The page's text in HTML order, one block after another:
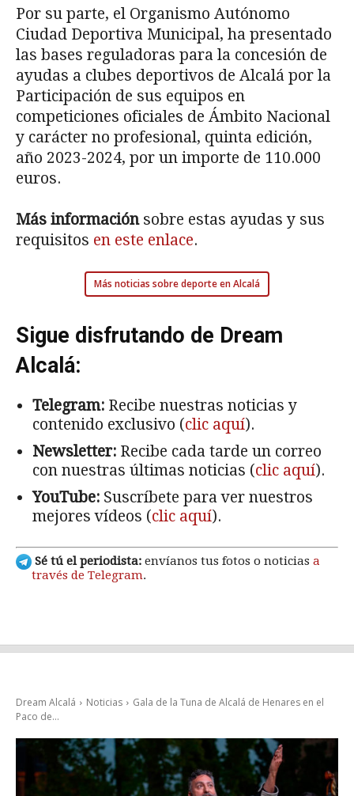
Por su parte, el Organismo Autónomo
Ciudad Deportiva Municipal, ha presentado
las bases reguladoras para la concesión de
ayudas a clubes deportivos de Alcalá por la
Participación de sus equipos en
competiciones oficiales de Ámbito Nacional
y carácter no profesional, quinta edición,
año 2023-2024, por un importe de 110.000
euros.
Más información sobre estas ayudas y sus
requisitos en este enlace.
Más noticias sobre deporte en Alcalá
Sigue disfrutando de Dream
Alcalá:
Telegram: Recibe nuestras noticias y
contenido exclusivo (clic aquí).
Newsletter: Recibe cada tarde un correo
con nuestras últimas noticias (clic aquí).
YouTube: Suscríbete para ver nuestros
mejores vídeos (clic aquí).
Sé tú el periodista: envíanos tus fotos o noticias a
través de Telegram.